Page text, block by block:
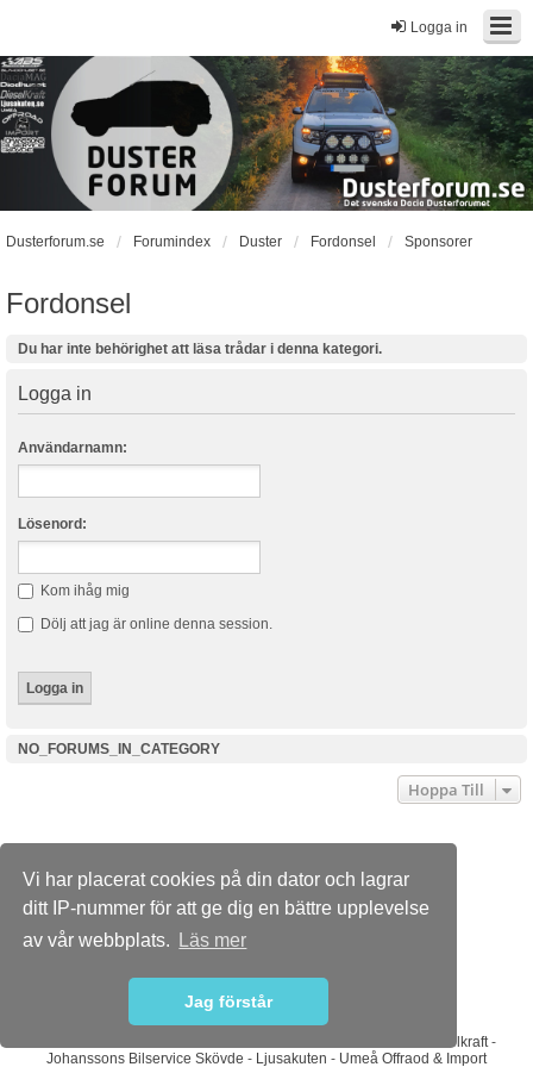
Vi har placerat cookies på din dator och lagrar
ditt IP-nummer för att ge dig en bättre upplevelse
av vår webbplats.
Läs mer
Jag förstår
Logga in
Dusterforum.se Forumindex Duster Fordonsel Sponsorer
Fordonsel
Du har inte behörighet att läsa trådar i denna kategori.
Logga in
Användarnamn:
Lösenord:
Kom ihåg mig
Dölj att jag är online denna session.
NO_FORUMS_IN_CATEGORY
Hoppa Till
Powered by
® Forum Software © phpBB Limited
Swedish translation by phpBB Sweden © 2006-2015
Style we_universalcreated by INVENTEA & v12mike
Sponsorer
Dieselkraft-
Johanssons Bilservice Skövde - Ljusakuten - Umeå Offraod & Import